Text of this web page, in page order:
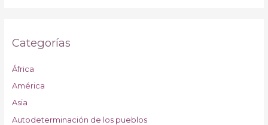
Categorías
África
América
Asia
Autodeterminación de los pueblos